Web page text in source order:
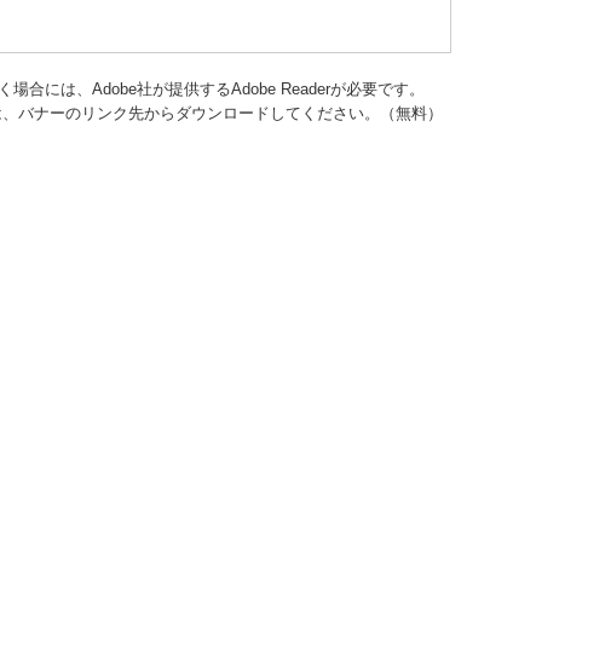
場合には、Adobe社が提供するAdobe Readerが必要です。
バナーのリンク先からダウンロードしてください。（無料）